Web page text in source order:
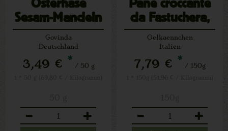
Sesam-Mandeln
Govinda
Deutschland
3,49 € * / 50 g
da Fastuchera,
Sizilien
Oelkaennchen
Italien
7,79 € * / 150g